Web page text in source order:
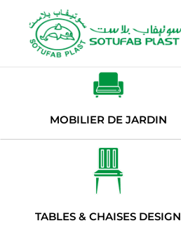
MOBILIER DE JARDIN
TABLES & CHAISES DESIGN